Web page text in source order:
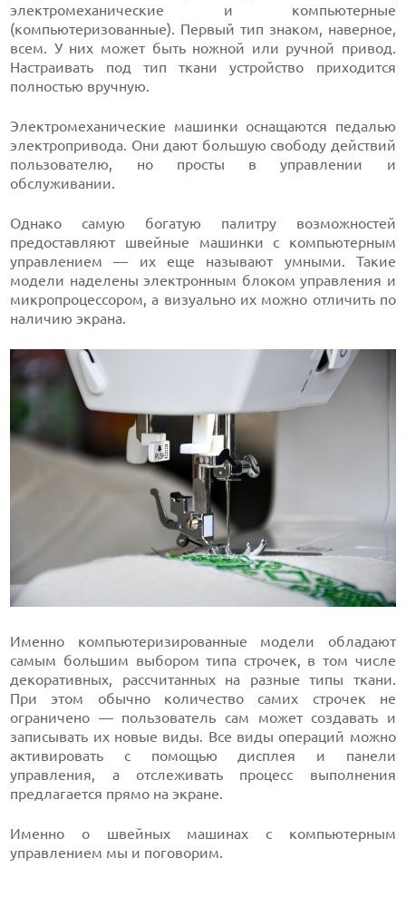
электромеханические и компьютерные
(компьютеризованные). Первый тип знаком, наверное,
всем. У них может быть ножной или ручной привод.
Настраивать под тип ткани устройство приходится
полностью вручную.
Электромеханические машинки оснащаются педалью
электропривода. Они дают большую свободу действий
пользователю, но просты в управлении и
обслуживании.
Однако самую богатую палитру возможностей
предоставляют швейные машинки с компьютерным
управлением — их еще называют умными. Такие
модели наделены электронным блоком управления и
микропроцессором, а визуально их можно отличить по
наличию экрана.
Именно компьютеризированные модели обладают
самым большим выбором типа строчек, в том числе
декоративных, рассчитанных на разные типы ткани.
При этом обычно количество самих строчек не
ограничено — пользователь сам может создавать и
записывать их новые виды. Все виды операций можно
активировать с помощью дисплея и панели
управления, а отслеживать процесс выполнения
предлагается прямо на экране.
Именно о швейных машинах с компьютерным
управлением мы и поговорим.